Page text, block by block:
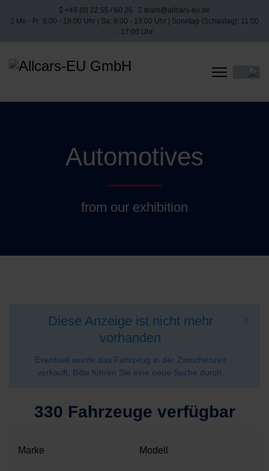
+49 (0) 22 55 / 60 26
team@allcars-eu.de
Mo - Fr: 8:00 - 18:00 Uhr | Sa: 8:00 - 13:00 Uhr | Sonntag (Schautag): 11:00
- 17:00 Uhr
Select
Automotives
from our exhibition
Diese Anzeige ist nicht mehr
vorhanden
Eventuell wurde das Fahrzeug in der Zwischenzeit
verkauft. Bitte führen Sie eine neue Suche durch:
330 Fahrzeuge verfügbar